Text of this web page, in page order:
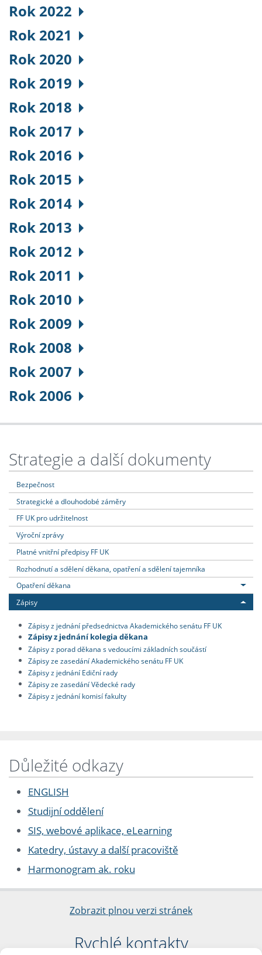
Rok 2022
Rok 2021
Rok 2020
Rok 2019
Rok 2018
Rok 2017
Rok 2016
Rok 2015
Rok 2014
Rok 2013
Rok 2012
Rok 2011
Rok 2010
Rok 2009
Rok 2008
Rok 2007
Rok 2006
Strategie a další dokumenty
Bezpečnost
Strategické a dlouhodobé záměry
FF UK pro udržitelnost
Výroční zprávy
Platné vnitřní předpisy FF UK
Rozhodnutí a sdělení děkana, opatření a sdělení tajemníka
Opatření děkana
Zápisy
Zápisy z jednání předsednictva Akademického senátu FF UK
Zápisy z jednání kolegia děkana
Zápisy z porad děkana s vedoucími základních součástí
Zápisy ze zasedání Akademického senátu FF UK
Zápisy z jednání Ediční rady
Zápisy ze zasedání Vědecké rady
Zápisy z jednání komisí fakulty
Důležité odkazy
ENGLISH
Studijní oddělení
SIS, webové aplikace, eLearning
Katedry, ústavy a další pracoviště
Harmonogram ak. roku
Zobrazit plnou verzi stránek
Rychlé kontakty